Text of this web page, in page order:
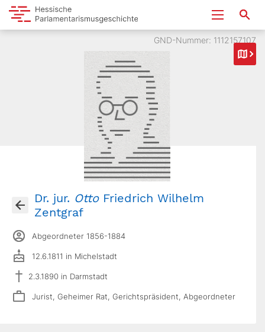
GND-Nummer: 1112157107
Dr. jur. OttoFriedrich Wilhelm
Zentgraf
Abgeordneter 1856-1884
12.6.1811 in Michelstadt
2.3.1890 in Darmstadt
Jurist, Geheimer Rat, Gerichtspräsident, Abgeordneter